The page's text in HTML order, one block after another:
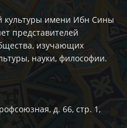
культуры имени Ибн Сины
представителей
изучающих
науки, философии.
д. 66, стр. 1,